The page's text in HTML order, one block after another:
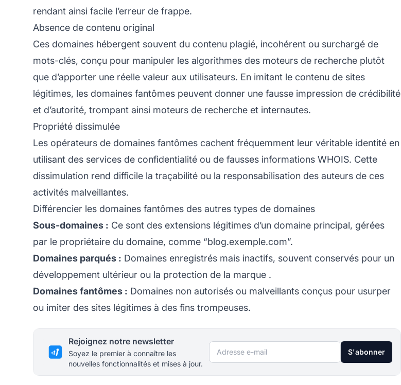
rendant ainsi facile l’erreur de frappe.
Absence de contenu original
Ces domaines hébergent souvent du contenu plagié, incohérent ou surchargé de
mots-clés, conçu pour manipuler les algorithmes des moteurs de recherche plutôt
que d’apporter une réelle valeur aux utilisateurs. En imitant le contenu de sites
légitimes, les domaines fantômes peuvent donner une fausse impression de crédibilité
et d’autorité, trompant ainsi moteurs de recherche et internautes.
Propriété dissimulée
Les opérateurs de domaines fantômes cachent fréquemment leur véritable identité en
utilisant des services de confidentialité ou de fausses informations WHOIS. Cette
dissimulation rend difficile la traçabilité ou la responsabilisation des auteurs de ces
activités malveillantes.
Différencier les domaines fantômes des autres types de domaines
Sous-domaines : Ce sont des extensions légitimes d’un domaine principal, gérées
par le propriétaire du domaine, comme “blog.exemple.com”.
Domaines parqués : Domaines enregistrés mais inactifs, souvent conservés pour un
développement ultérieur ou la protection de la marque .
Domaines fantômes : Domaines non autorisés ou malveillants conçus pour usurper
ou imiter des sites légitimes à des fins trompeuses.
Rejoignez notre newsletter
Soyez le premier à connaître les
nouvelles fonctionnalités et mises à jour.
Adresse e-mail S'abonner